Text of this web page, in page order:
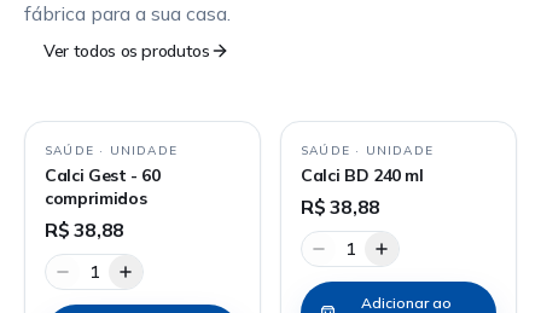
fábrica para a sua casa.
Ver todos os produtos
SAÚDE · UNIDADE
Calci Gest - 60
comprimidos
R$ 38,88
1
SAÚDE · UNIDADE
Calci BD 240 ml
R$ 38,88
1
Adicionar ao